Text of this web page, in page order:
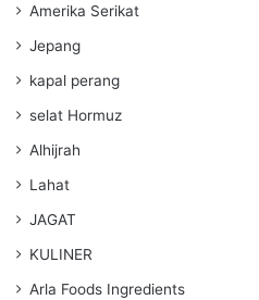
Amerika Serikat
Jepang
kapal perang
selat Hormuz
Alhijrah
Lahat
JAGAT
KULINER
Arla Foods Ingredients